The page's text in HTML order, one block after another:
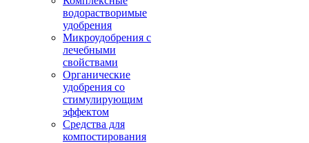
водорастворимые
удобрения
Микроудобрения с
лечебными
свойствами
Органические
удобрения со
стимулирующим
эффектом
Средства для
компостирования